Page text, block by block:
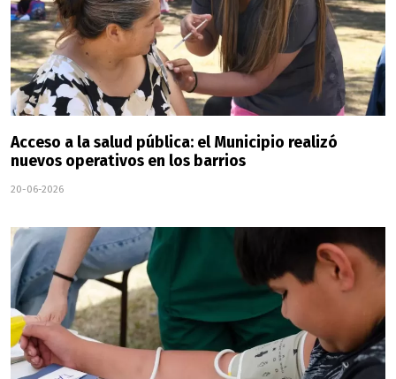
Acceso a la salud pública: el Municipio realizó
nuevos operativos en los barrios
20-06-2026